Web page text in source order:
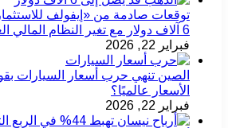
توقعات صادمة من «إيفولف
6 آلاف دولار مع تغير النظام المالي العالمي
فبراير 22, 2026
الصين تنهي حرب أسعار السيارات
الأسعار عالميًا؟
فبراير 22, 2026